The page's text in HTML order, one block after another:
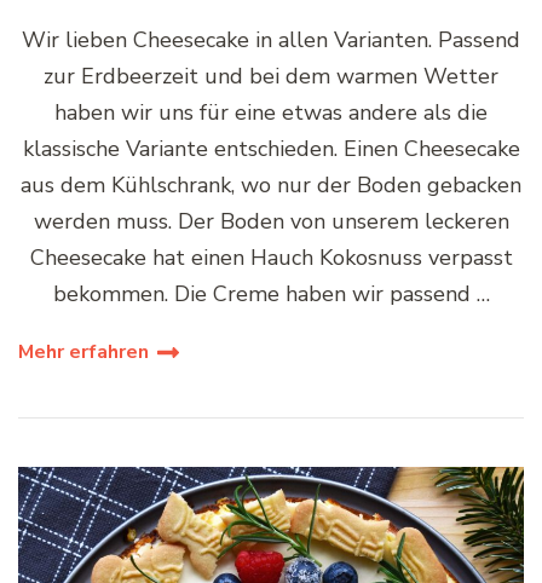
Wir lieben Cheesecake in allen Varianten. Passend
zur Erdbeerzeit und bei dem warmen Wetter
haben wir uns für eine etwas andere als die
klassische Variante entschieden. Einen Cheesecake
aus dem Kühlschrank, wo nur der Boden gebacken
werden muss. Der Boden von unserem leckeren
Cheesecake hat einen Hauch Kokosnuss verpasst
bekommen. Die Creme haben wir passend …
Mehr erfahren